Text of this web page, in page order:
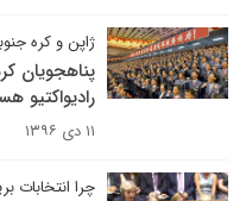
ژاپن و کره
پناهجویان
رادیواکتیو
۱۱ دی ۱۳۹۶
چرا انتخابات